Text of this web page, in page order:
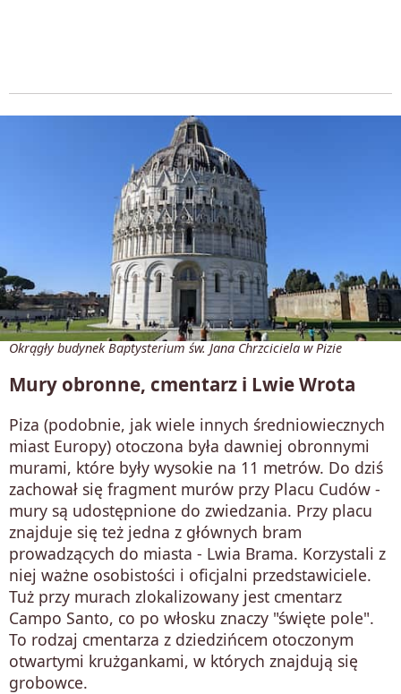
Okrągły budynek Baptysterium św. Jana Chrzciciela w Pizie
Mury obronne, cmentarz i Lwie Wrota
Piza (podobnie, jak wiele innych średniowiecznych
miast Europy) otoczona była dawniej obronnymi
murami, które były wysokie na 11 metrów. Do dziś
zachował się fragment murów przy Placu Cudów -
mury są udostępnione do zwiedzania. Przy placu
znajduje się też jedna z głównych bram
prowadzących do miasta - Lwia Brama. Korzystali z
niej ważne osobistości i oficjalni przedstawiciele.
Tuż przy murach zlokalizowany jest cmentarz
Campo Santo, co po włosku znaczy "święte pole".
To rodzaj cmentarza z dziedzińcem otoczonym
otwartymi krużgankami, w których znajdują się
grobowce.